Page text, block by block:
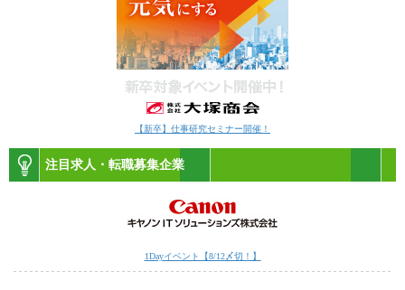
【新卒】仕事研究セミナー開催！
注目求人・転職募集企業
1Dayイベント【8/12〆切！】